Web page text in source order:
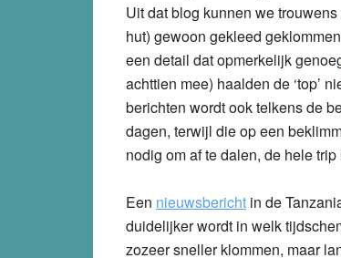
Uit dat blog kunnen we
hut) gewoon gekleed
een detail dat opmerkelijk
achttien mee) haalden de ‘top’
berichten wordt ook telkens de
dagen, terwijl die op een
nodig om af te dalen, de hele
Een nieuwsbericht in de
duidelijker wordt in welk
zozeer sneller klommen, maar